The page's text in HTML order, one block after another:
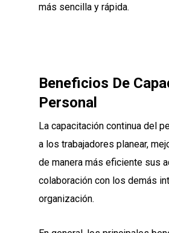
más sencilla y rápida.
Beneficios De
Personal
La capacitación continua del
a los trabajadores planear,
de manera más eficiente sus
colaboración con los demás
organización.